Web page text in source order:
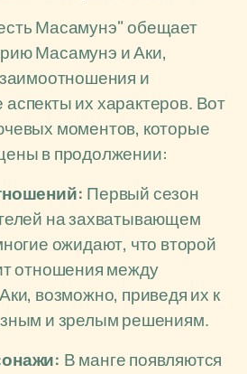
Масамунэ" обещает
Масамунэ и Аки,
и
их характеров. Вот
моментов, которые
в продолжении:
Первый сезон
на захватывающем
ожидают, что второй
отношения между
возможно, приведя их к
и зрелым решениям.
В манге появляются